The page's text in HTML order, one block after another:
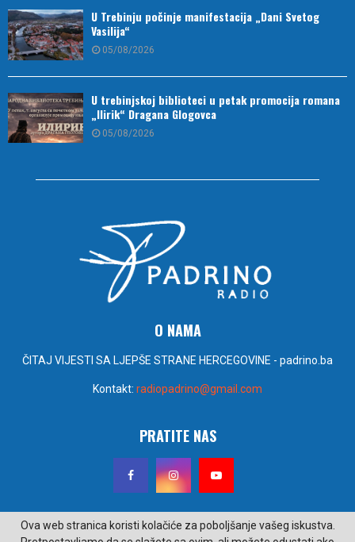
U Trebinju počinje manifestacija „Dani Svetog
Vasilija“
05/08/2026
U trebinjskoj biblioteci u petak promocija romana
„Ilirik“ Dragana Glogovca
05/08/2026
O NAMA
ČITAJ VIJESTI SA LJEPŠE STRANE HERCEGOVINE - padrino.ba
Kontakt: radiopadrino@gmail.com
PRATITE NAS
Ova web stranica koristi kolačiće za poboljšanje vašeg iskustva.